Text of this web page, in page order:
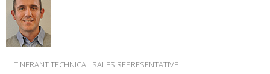
ITINERANT TECHNICAL SALES REPRESENTATIVE